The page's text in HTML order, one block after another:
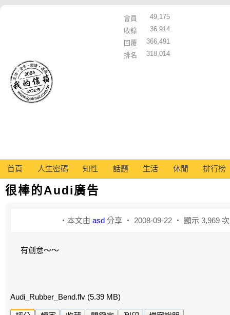
會員
49,175
收錄
36,914
回覆
366,491
排名
318,014
首頁 人生密碼 知性 話題 生活 休閒 排行榜
很棒的Audi廣告
‧本文由 asd 分享 ‧ 2008-09-22 ‧ 顯示 3,969
有創意～～
Audi_Rubber_Bend.flv (5.39 MB)